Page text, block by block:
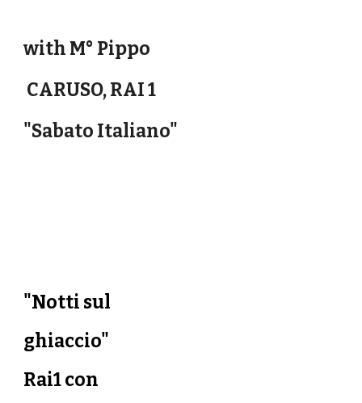
with M° Pippo
CARUSO, RAI 1
"Sabato Italiano"
"Notti sul
ghiaccio"
Rai1 con